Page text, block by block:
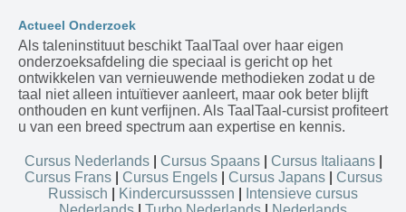
Actueel Onderzoek
Als taleninstituut beschikt TaalTaal over haar eigen
onderzoeksafdeling die speciaal is gericht op het
ontwikkelen van vernieuwende methodieken zodat u de
taal niet alleen intuïtiever aanleert, maar ook beter blijft
onthouden en kunt verfijnen. Als TaalTaal-cursist profiteert
u van een breed spectrum aan expertise en kennis.
Cursus Nederlands| Cursus Spaans| Cursus Italiaans|
Cursus Frans| Cursus Engels| Cursus Japans| Cursus
Russisch
Kindercursusssen
Intensieve cursus